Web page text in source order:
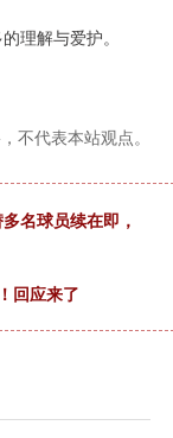
理解与爱护。
不代表本站观点。
名球员续在即，
回应来了